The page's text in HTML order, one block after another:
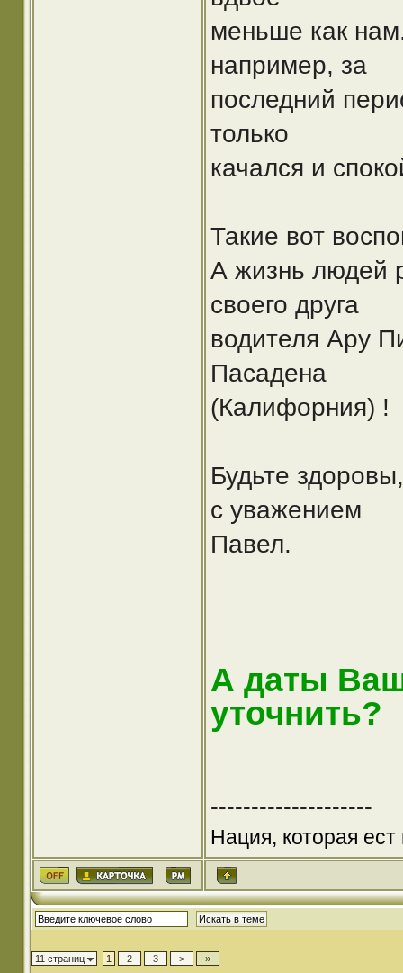
меньше как
например, за
последний
только
качался и
Такие вот
А жизнь людей
своего друга
водителя Ару
Пасадена
(Калифорния) !
Будьте здоровы,
с уважением
Павел.
А даты
уточнить?
--------------------
Нация, которая
11 страниц 1 2 3 > »